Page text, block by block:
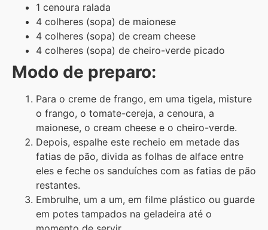
1 cenoura ralada
4 colheres (sopa) de maionese
4 colheres (sopa) de cream cheese
4 colheres (sopa) de cheiro-verde picado
Modo de preparo:
Para o creme de frango, em uma tigela, misture
o frango, o tomate-cereja, a cenoura, a
maionese, o cream cheese e o cheiro-verde.
Depois, espalhe este recheio em metade das
fatias de pão, divida as folhas de alface entre
eles e feche os sanduíches com as fatias de pão
restantes.
Embrulhe, um a um, em filme plástico ou guarde
em potes tampados na geladeira até o